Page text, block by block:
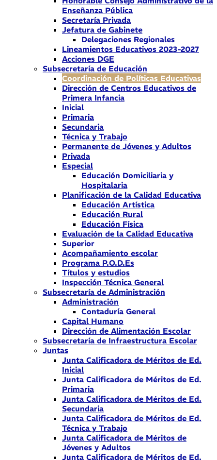
Enseñanza Pública
Secretaría Privada
Jefatura de Gabinete
Delegaciones Regionales
Lineamientos Educativos 2023-2027
Acciones DGE
Subsecretaría de Educación
Coordinación de Políticas Educativas
Dirección de Centros Educativos de
Primera Infancia
Inicial
Primaria
Secundaria
Técnica y Trabajo
Permanente de Jóvenes y Adultos
Privada
Especial
Educación Domiciliaria y
Hospitalaria
Planificación de la Calidad Educativa
Educación Artística
Educación Rural
Educación Física
Evaluación de la Calidad Educativa
Superior
Acompañamiento escolar
Programa P.O.D.Es
Títulos y estudios
Inspección Técnica General
Subsecretaría de Administración
Administración
Contaduría General
Capital Humano
Dirección de Alimentación Escolar
Subsecretaría de Infraestructura Escolar
Juntas
Junta Calificadora de Méritos de Ed.
Inicial
Junta Calificadora de Méritos de Ed.
Primaria
Junta Calificadora de Méritos de Ed.
Secundaria
Junta Calificadora de Méritos de Ed.
Técnica y Trabajo
Junta Calificadora de Méritos de
Jóvenes y Adultos
Junta Calificadora de Méritos de Ed.